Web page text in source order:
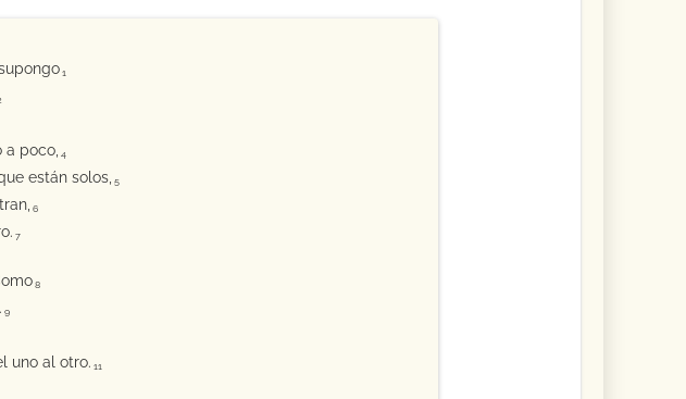
1
poco, 4
están solos, 5
6
7
8
9
uno al otro. 11